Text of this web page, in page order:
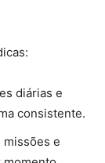
diárias e
consistente.
missões e